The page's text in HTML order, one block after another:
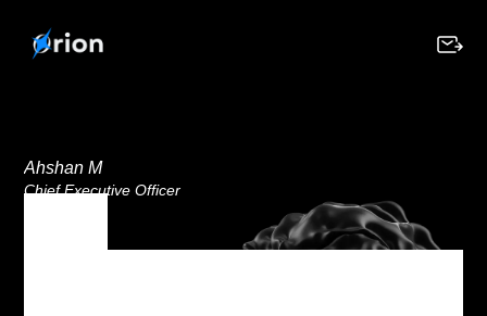
Ahshan M
Chief Executive Officer